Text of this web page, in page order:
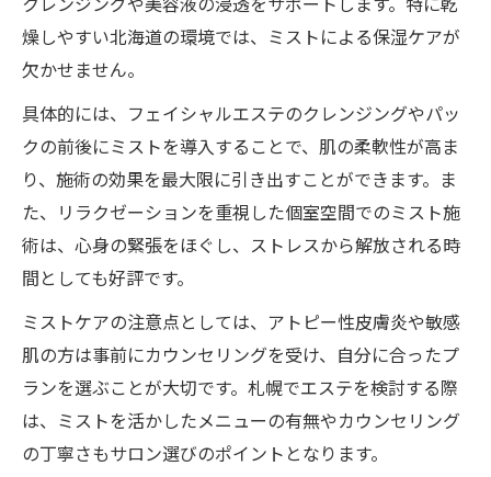
燥しやすい北海道の環境では、ミストによる保湿ケアが
欠かせません。
具体的には、フェイシャルエステのクレンジングやパッ
クの前後にミストを導入することで、肌の柔軟性が高ま
り、施術の効果を最大限に引き出すことができます。ま
た、リラクゼーションを重視した個室空間でのミスト施
術は、心身の緊張をほぐし、ストレスから解放される時
間としても好評です。
ミストケアの注意点としては、アトピー性皮膚炎や敏感
肌の方は事前にカウンセリングを受け、自分に合ったプ
ランを選ぶことが大切です。札幌でエステを検討する際
は、ミストを活かしたメニューの有無やカウンセリング
の丁寧さもサロン選びのポイントとなります。